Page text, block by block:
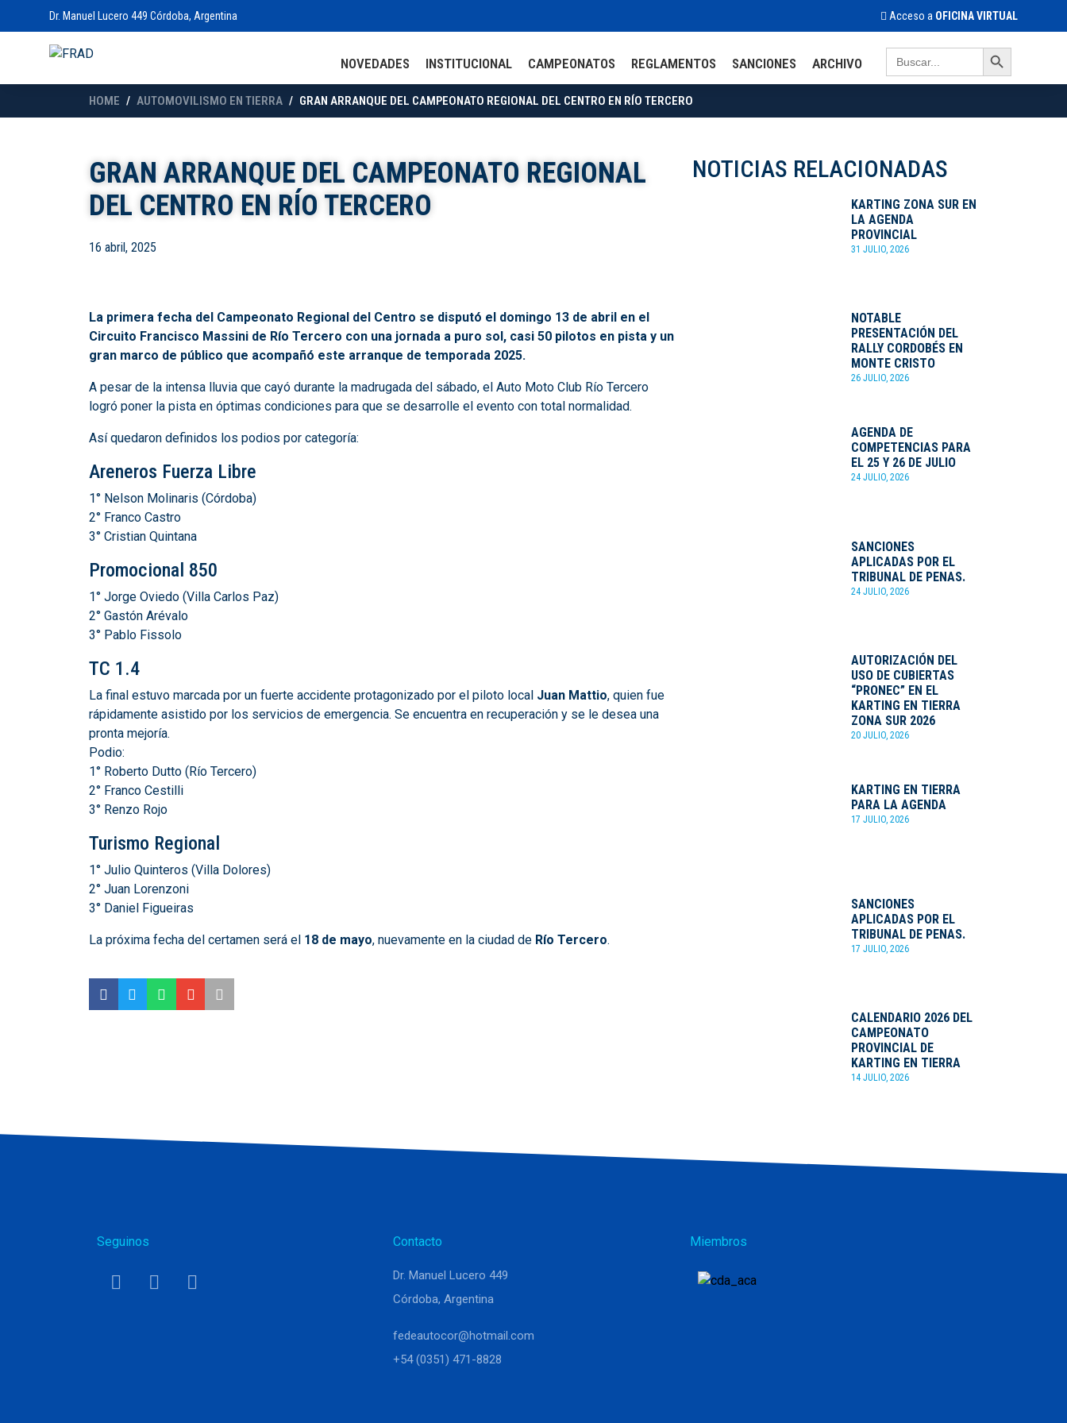
Dr. Manuel Lucero 449 Córdoba, Argentina Acceso a OFICINA VIRTUAL
NOVEDADES INSTITUCIONAL CAMPEONATOS REGLAMENTOS SANCIONES ARCHIVO
Search
for:
Search Button
HOME AUTOMOVILISMO EN TIERRA GRAN ARRANQUE DEL CAMPEONATO REGIONAL DEL CENTRO EN RÍO TERCERO
GRAN ARRANQUE DEL CAMPEONATO REGIONAL
DEL CENTRO EN RÍO TERCERO
16 abril, 2025
La primera fecha del Campeonato Regional del Centro se disputó el domingo 13 de abril en el
Circuito Francisco Massini de Río Tercero con una jornada a puro sol, casi 50 pilotos en pista y un
gran marco de público que acompañó este arranque de temporada 2025.
A pesar de la intensa lluvia que cayó durante la madrugada del sábado, el Auto Moto Club Río Tercero
logró poner la pista en óptimas condiciones para que se desarrolle el evento con total normalidad.
Así quedaron definidos los podios por categoría:
Areneros Fuerza Libre
1° Nelson Molinaris (Córdoba)
2° Franco Castro
3° Cristian Quintana
Promocional 850
1° Jorge Oviedo (Villa Carlos Paz)
2° Gastón Arévalo
3° Pablo Fissolo
TC 1.4
La final estuvo marcada por un fuerte accidente protagonizado por el piloto local Juan Mattio, quien fue
rápidamente asistido por los servicios de emergencia. Se encuentra en recuperación y se le desea una
pronta mejoría.
Podio:
1° Roberto Dutto (Río Tercero)
2° Franco Cestilli
3° Renzo Rojo
Turismo Regional
1° Julio Quinteros (Villa Dolores)
2° Juan Lorenzoni
3° Daniel Figueiras
La próxima fecha del certamen será el 18 de mayo, nuevamente en la ciudad de Río Tercero.
NOTICIAS RELACIONADAS
KARTING ZONA SUR EN
LA AGENDA
PROVINCIAL
31 JULIO, 2026
NOTABLE
PRESENTACIÓN DEL
RALLY CORDOBÉS EN
MONTE CRISTO
26 JULIO, 2026
AGENDA DE
COMPETENCIAS PARA
EL 25 Y 26 DE JULIO
24 JULIO, 2026
SANCIONES
APLICADAS POR EL
TRIBUNAL DE PENAS.
24 JULIO, 2026
AUTORIZACIÓN DEL
USO DE CUBIERTAS
“PRONEC” EN EL
KARTING EN TIERRA
ZONA SUR 2026
20 JULIO, 2026
KARTING EN TIERRA
PARA LA AGENDA
17 JULIO, 2026
SANCIONES
APLICADAS POR EL
TRIBUNAL DE PENAS.
17 JULIO, 2026
CALENDARIO 2026 DEL
CAMPEONATO
PROVINCIAL DE
KARTING EN TIERRA
14 JULIO, 2026
Seguinos Contacto
Dr. Manuel Lucero 449
Córdoba, Argentina
fedeautocor@hotmail.com
+54 (0351) 471-8828
Miembros